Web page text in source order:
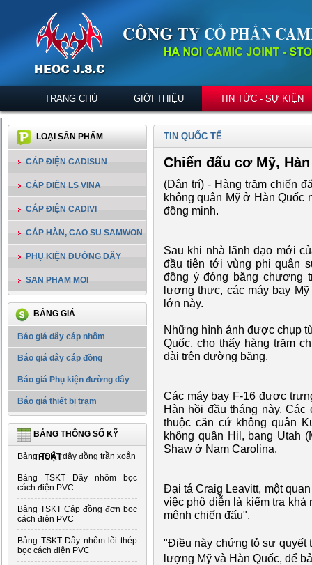
TRANG CHỦ GIỚI THIỆU TIN TỨC - SỰ KIỆN
LOẠI SẢN PHẨM
CÁP ĐIỆN CADISUN
CÁP ĐIỆN LS VINA
CÁP ĐIỆN CADIVI
CÁP HÀN, CAO SU SAMWON
PHỤ KIỆN ĐƯỜNG DÂY
SAN PHAM MOI
BẢNG GIÁ
Báo giá dây cáp nhôm
Báo giá dây cáp đồng
Báo giá Phụ kiện đường dây
Báo giá thiết bị trạm
BẢNG THÔNG SỐ KỸ
THUẬT
Bảng TSKT dây đồng trần xoắn
Bảng TSKT Dây nhôm bọc
cách điện PVC
Bảng TSKT Cáp đồng đơn bọc
cách điện PVC
Bảng TSKT Dây nhôm lõi thép
bọc cách điện PVC
TIN QUỐC TẾ
Chiến đấu cơ Mỹ,
(Dân trí) - Hàng trăm chiến
không quân Mỹ ở Hàn Quốc
đồng minh.
Sau khi nhà lãnh đạo mới
đầu tiên tới vùng phi quân
đồng ý đóng băng chương
lương thực, các máy bay
lớn này.
Những hình ảnh được chụp
Quốc, cho thấy hàng trăm
dài trên đường băng.
Các máy bay F-16 được
Hàn hồi đầu tháng này.
thuộc căn cứ không quân
không quân Hil, bang Utah
Shaw ở Nam Carolina.
Đại tá Craig Leavitt, một
việc phô diễn là kiểm tra
mệnh chiến đấu".
"Điều này chứng tỏ sự quyết
lượng Mỹ và Hàn Quốc, để